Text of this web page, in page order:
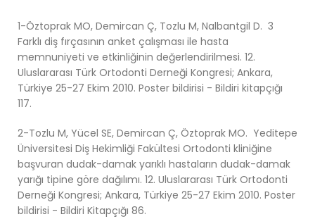
1-Öztoprak MO, Demircan Ç, Tozlu M, Nalbantgil D. 3
Farklı diş fırçasının anket çalışması ile hasta
memnuniyeti ve etkinliğinin değerlendirilmesi. 12.
Uluslararası Türk Ortodonti Derneği Kongresi; Ankara,
Türkiye 25-27 Ekim 2010. Poster bildirisi - Bildiri kitapçığı
117.
2-Tozlu M, Yücel SE, Demircan Ç, Öztoprak MO. Yeditepe
Üniversitesi Diş Hekimliği Fakültesi Ortodonti kliniğine
başvuran dudak-damak yarıklı hastaların dudak-damak
yarığı tipine göre dağılımı. 12. Uluslararası Türk Ortodonti
Derneği Kongresi; Ankara, Türkiye 25-27 Ekim 2010. Poster
bildirisi - Bildiri Kitapçığı 86.